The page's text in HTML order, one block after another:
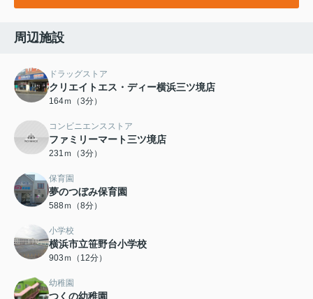
周辺施設
ドラッグストア
クリエイトエス・ディー横浜三ツ境店
164ｍ（3分）
コンビニエンスストア
ファミリーマート三ツ境店
231ｍ（3分）
保育園
夢のつぼみ保育園
588ｍ（8分）
小学校
横浜市立笹野台小学校
903ｍ（12分）
幼稚園
つくの幼稚園